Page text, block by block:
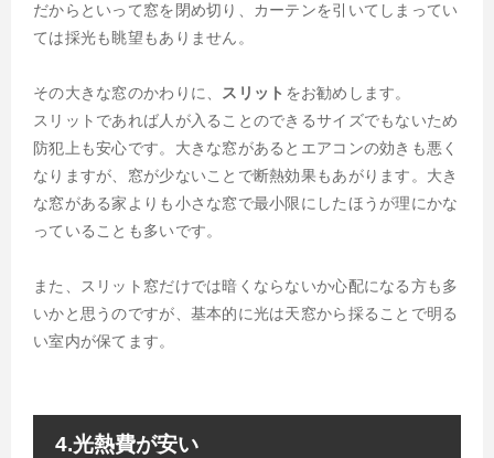
だからといって窓を閉め切り、カーテンを引いてしまってい
ては採光も眺望もありません。
その大きな窓のかわりに、 スリット をお勧めします。
スリットであれば人が入ることのできるサイズでもないため
防犯上も安心です。大きな窓があるとエアコンの効きも悪く
なりますが、窓が少ないことで断熱効果もあがります。大き
な窓がある家よりも小さな窓で最小限にしたほうが理にかな
っていることも多いです。
また、スリット窓だけでは暗くならないか心配になる方も多
いかと思うのですが、基本的に光は天窓から採ることで明る
い室内が保てます。
4.光熱費が安い